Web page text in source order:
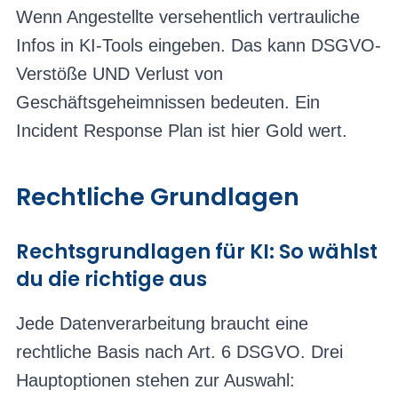
Wenn Angestellte versehentlich vertrauliche
Infos in KI-Tools eingeben. Das kann DSGVO-
Verstöße UND Verlust von
Geschäftsgeheimnissen bedeuten. Ein
Incident Response Plan ist hier Gold wert.
Rechtliche Grundlagen
Rechtsgrundlagen für KI: So wählst
du die richtige aus
Jede Datenverarbeitung braucht eine
rechtliche Basis nach Art. 6 DSGVO. Drei
Hauptoptionen stehen zur Auswahl: